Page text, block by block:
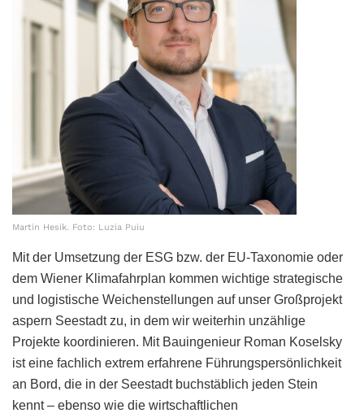
Martin Hesik. Foto: Luzia Puiu
Mit der Umsetzung der ESG bzw. der EU-Taxonomie oder
dem Wiener Klimafahrplan kommen wichtige strategische
und logistische Weichenstellungen auf unser Großprojekt
aspern Seestadt zu, in dem wir weiterhin unzählige
Projekte koordinieren. Mit Bauingenieur Roman Koselsky
ist eine fachlich extrem erfahrene Führungspersönlichkeit
an Bord, die in der Seestadt buchstäblich jeden Stein
kennt – ebenso wie die wirtschaftlichen